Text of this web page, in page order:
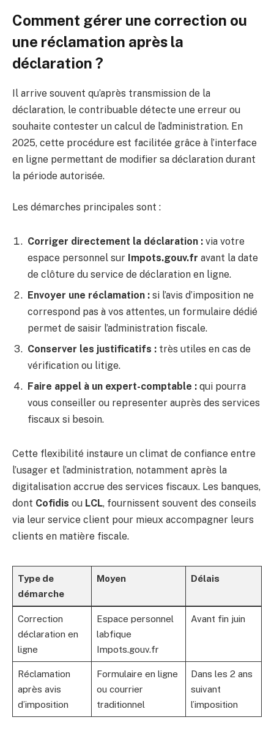
Comment gérer une correction ou
une réclamation après la
déclaration ?
Il arrive souvent qu’après transmission de la
déclaration, le contribuable détecte une erreur ou
souhaite contester un calcul de l’administration. En
2025, cette procédure est facilitée grâce à l’interface
en ligne permettant de modifier sa déclaration durant
la période autorisée.
Les démarches principales sont :
Corriger directement la déclaration : via votre
espace personnel sur Impots.gouv.fr avant la date
de clôture du service de déclaration en ligne.
Envoyer une réclamation : si l’avis d’imposition ne
correspond pas à vos attentes, un formulaire dédié
permet de saisir l’administration fiscale.
Conserver les justificatifs : très utiles en cas de
vérification ou litige.
Faire appel à un expert-comptable : qui pourra
vous conseiller ou representer auprès des services
fiscaux si besoin.
Cette flexibilité instaure un climat de confiance entre
l’usager et l’administration, notamment après la
digitalisation accrue des services fiscaux. Les banques,
dont Cofidis ou LCL, fournissent souvent des conseils
via leur service client pour mieux accompagner leurs
clients en matière fiscale.
Type de
démarche
Moyen Délais
Correction
déclaration en
ligne
Espace personnel
labfique
Impots.gouv.fr
Avant fin juin
Réclamation
après avis
d’imposition
Formulaire en ligne
ou courrier
traditionnel
Dans les 2 ans
suivant
l’imposition